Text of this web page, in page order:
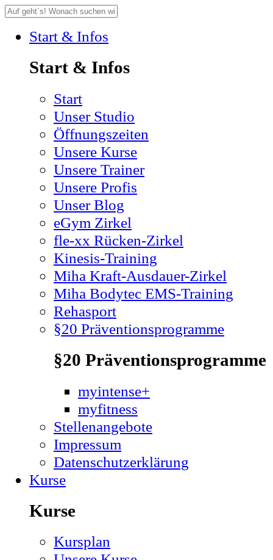
Start & Infos
Start & Infos
Start
Unser Studio
Öffnungszeiten
Unsere Kurse
Unsere Trainer
Unsere Profis
Unser Blog
eGym Zirkel
fle-xx Rücken-Zirkel
Kinesis-Training
Miha Kraft-Ausdauer-Zirkel
Miha Bodytec EMS-Training
Rehasport
§20 Präventionsprogramme
§20 Präventionsprogramme
myintense+
myfitness
Stellenangebote
Impressum
Datenschutzerklärung
Kurse
Kurse
Kursplan